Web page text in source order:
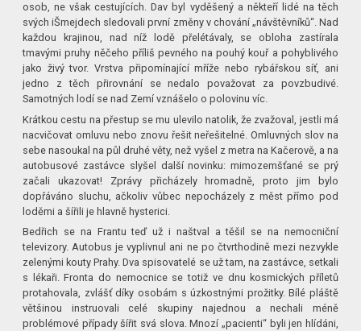
osob, ne však cestujících. Dav byl vyděšený a někteří lidé na těch
svých iŠmejdech sledovali první změny v chování „návštěvníků“. Nad
každou krajinou, nad níž lodě přelétávaly, se obloha zastírala
tmavými pruhy něčeho příliš pevného na pouhý kouř a pohyblivého
jako živý tvor. Vrstva připomínající mříže nebo rybářskou síť, ani
jedno z těch přirovnání se nedalo považovat za povzbudivé.
Samotných lodí se nad Zemí vznášelo o polovinu víc.
Krátkou cestu na přestup se mu ulevilo natolik, že zvažoval, jestli má
nacvičovat omluvu nebo znovu řešit neřešitelné. Omluvných slov na
sebe nasoukal na půl druhé věty, než vyšel z metra na Kačerově, a na
autobusové zastávce slyšel další novinku: mimozemšťané se prý
začali ukazovat! Zprávy přicházely hromadně, proto jim bylo
dopřáváno sluchu, ačkoliv vůbec nepocházely z měst přímo pod
loděmi a šířili je hlavně hysterici.
Bedřich se na Frantu teď už i naštval a těšil se na nemocniční
televizory. Autobus je vyplivnul ani ne po čtvrthodině mezi nezvykle
zelenými kouty Prahy. Dva spisovatelé se už tam, na zastávce, setkali
s lékaři. Fronta do nemocnice se totiž ve dnu kosmických příletů
protahovala, zvlášť díky osobám s úzkostnými prožitky. Bílé pláště
většinou instruovali celé skupiny najednou a nechali méně
problémové případy šířit svá slova. Mnozí „pacienti“ byli jen hlídáni,